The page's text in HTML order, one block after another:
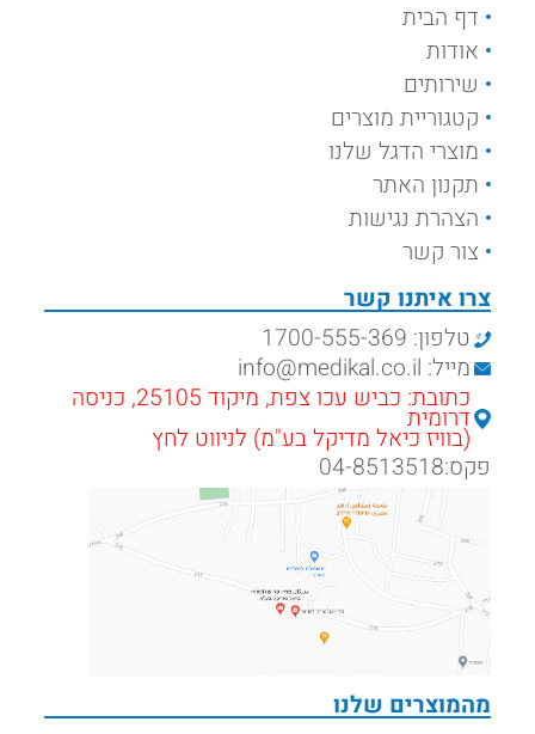
דף הבית
אודות
שירותים
קטגוריית מוצרים
מוצרי הדגל שלנו
תקנון האתר
הצהרת נגישות
צור קשר
מהמוצרים שלנו
צרו איתנו קשר
טלפון: 1700-555-369
מייל: info@medikal.co.il
כתובת: כביש עכו צפת, מיקוד 25105, כניסה
דרומית
(בוויז כיאל מדיקל בע"מ) לניווט לחץ
פקס:04-8513518